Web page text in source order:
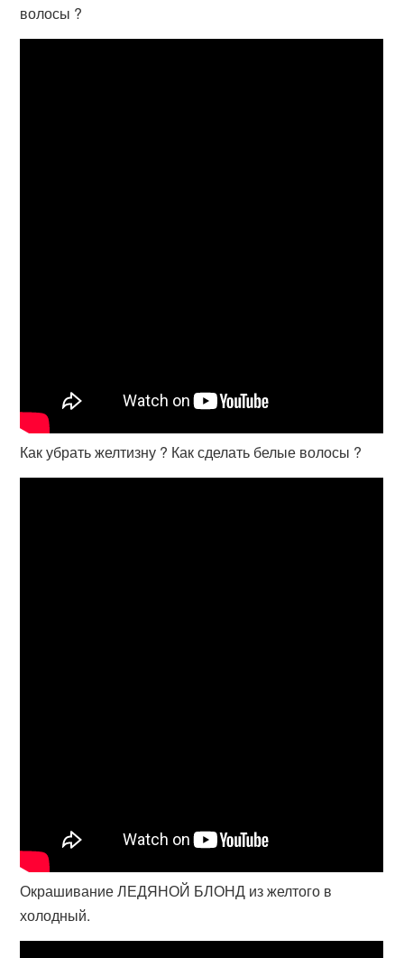
волосы ?
Как убрать желтизну ? Как сделать белые волосы ?
Окрашивание ЛЕДЯНОЙ БЛОНД из желтого в
холодный.